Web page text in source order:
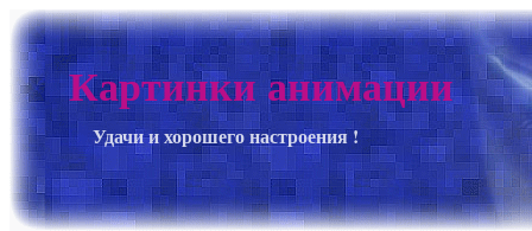
Картинки анимации
Удачи и хорошего настроения !